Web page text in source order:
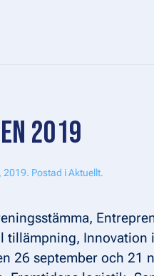
2019
2019. Postad iAktuellt.
Innovation
26 september och 21